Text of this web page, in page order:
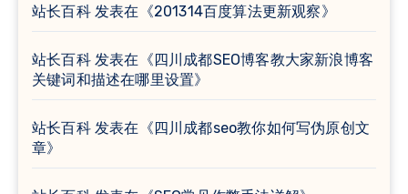
站长百科发表在《201314百度算法更新观察》
站长百科发表在《四川成都SEO博客教大家新浪博客
关键词和描述在哪里设置》
站长百科发表在《四川成都seo教你如何写伪原创文
章》